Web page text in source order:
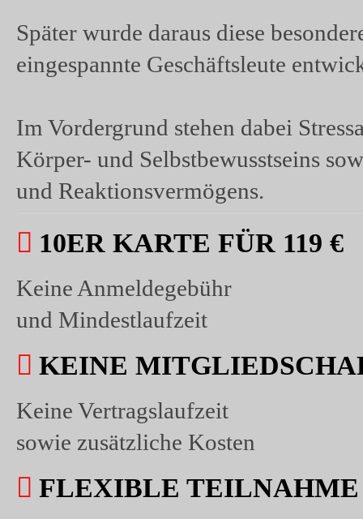
Später wurde daraus diese
eingespannte Geschäftsleute
Im Vordergrund stehen dabei
Körper- und Selbstbewusstseins
und Reaktionsvermögens.
10ER KARTE FÜR 119 €
Keine Anmeldegebühr
und Mindestlaufzeit
KEINE
Keine Vertragslaufzeit
sowie zusätzliche Kosten
FLEXIBLE TEILNAHME